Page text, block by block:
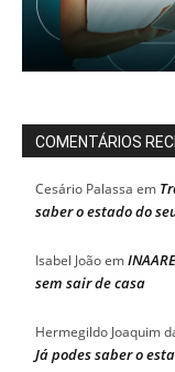
COMENTÁRIOS
Cesário Palassa em
saber o estado do
Isabel Joãoem
sem sair de casa
Hermegildo Joaquim
Já podes saber o